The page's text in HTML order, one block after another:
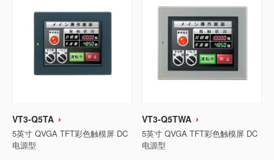
VT3-Q5TA
5英寸 QVGA TFT彩色触模屏 DC
电源型
VT3-Q5TWA
5英寸 QVGA TFT彩色触模屏 DC
电源型